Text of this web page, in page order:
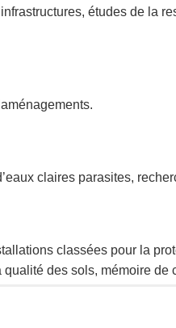
études de la
claires parasites,
classées pour la
des sols, mémoire de